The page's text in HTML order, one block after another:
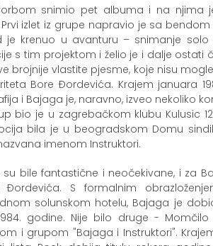
snimio pet albuma i na njima
izlet iz grupe napravio je sa bendom
je krenuo u avanturu – snimanje
s tim projektom i želio je i dalje ostati
brojnije vlastite pjesme, koje nisu
Bore Đordevića. Krajem januara
i Bajaga je, naravno, izveo nekoliko
bio je u zagrebačkom klubu Kulusic
bila je u beogradskom Domu
imenom Instruktori.
su bile fantastične i neočekivane, i za
Đordevića. S formalnim
solunskom hotelu, Bajaga je
godine. Nije bilo druge -
i grupom "Bajaga i Instruktori".